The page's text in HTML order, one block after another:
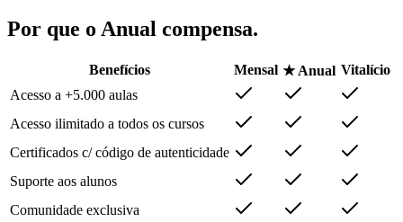
Por que o Anual compensa.
Benefícios Mensal ★ Anual Vitalício
Acesso a +5.000 aulas
Acesso ilimitado a todos os cursos
Certificados c/ código de autenticidade
Suporte aos alunos
Comunidade exclusiva